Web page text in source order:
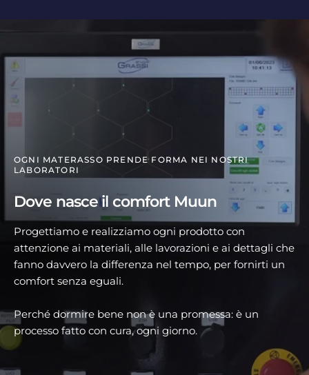
OGNI MATERASSO PRENDE FORMA NEI NOSTRI
LABORATORI
Dove nasce il comfort Muun
Progettiamo e realizziamo ogni prodotto con
attenzione ai materiali, alle lavorazioni e ai dettagli che
fanno davvero la differenza nel tempo, per fornirti un
comfort senza eguali.
Perché dormire bene non è una promessa: è un
processo fatto con cura, ogni giorno.